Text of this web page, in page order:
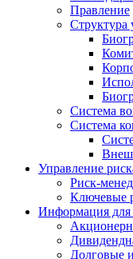
Правление
Структура
Система
Система
Управление
Риск-
Ключевые
Информация для
Долговые